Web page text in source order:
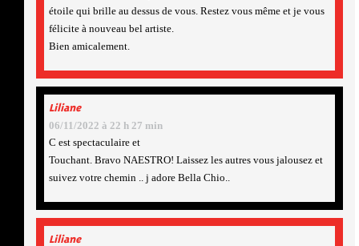
étoile qui brille au dessus de vous. Restez vous même et je vous
félicite à nouveau bel artiste.
Bien amicalement.
Liliane
06/11/2022 à 22 h 27 min
C est spectaculaire et
Touchant. Bravo NAESTRO! Laissez les autres vous jalousez et
suivez votre chemin .. j adore Bella Chio..
Liliane